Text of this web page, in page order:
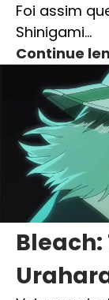
Foi assim
Shinigami…
Continue